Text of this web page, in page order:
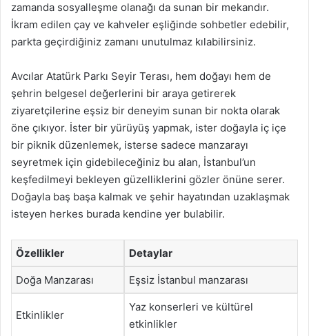
zamanda sosyalleşme olanağı da sunan bir mekandır.
İkram edilen çay ve kahveler eşliğinde sohbetler edebilir,
parkta geçirdiğiniz zamanı unutulmaz kılabilirsiniz.
Avcılar Atatürk Parkı Seyir Terası, hem doğayı hem de
şehrin belgesel değerlerini bir araya getirerek
ziyaretçilerine eşsiz bir deneyim sunan bir nokta olarak
öne çıkıyor. İster bir yürüyüş yapmak, ister doğayla iç içe
bir piknik düzenlemek, isterse sadece manzarayı
seyretmek için gidebileceğiniz bu alan, İstanbul’un
keşfedilmeyi bekleyen güzelliklerini gözler önüne serer.
Doğayla baş başa kalmak ve şehir hayatından uzaklaşmak
isteyen herkes burada kendine yer bulabilir.
Özellikler Detaylar
Doğa Manzarası Eşsiz İstanbul manzarası
Etkinlikler
Yaz konserleri ve kültürel
etkinlikler